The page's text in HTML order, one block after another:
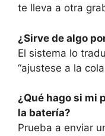
te lleva a otra
¿Sirve de algo
El sistema lo
“ajustese a la
¿Qué hago si mi
la batería?
Prueba a enviar